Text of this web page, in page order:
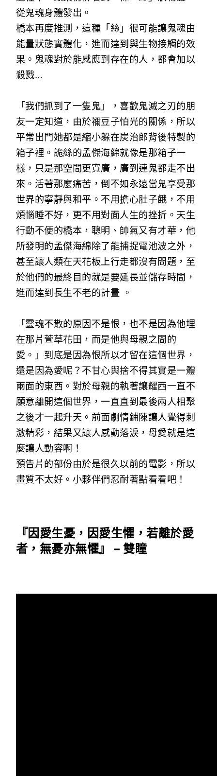
從鬼魂身體發出。
橋本再度推測，這種「絲」很可能讓鬼魂由
能量狀態實體化，進而達到與生物接觸的效
果。鬼魂對於能感應到存在的人，都會加以
殺戮…
「我們抓到了一隻鬼」，喜歡鬼滅之刃的朋
友一定知道，由於禰豆子怕光的關係，所以
平常出門她都是縮小躲在炭治郎背後特製的
箱子裡。詭絲的孟傑海綿就像是那箱子一
樣，只是那空間更寬廣，廣到連鬼都走不出
來。活著那麼痛苦，倒不如永遠當鬼享受那
世界的寧靜與和平。不用擔心肚子餓，不用
煩惱睡不好，更不用對面人生的挫折。天生
行動不便的橋本，聰明、帥氣又有才華，他
所發明的孟傑海綿除了能捕捉電池波之外，
甚至讓人類在天花板上行走都沒有問題，至
於他們的最終目的就是要延長並儲存時間，
進而達到長生不老的計畫 。
「靈魂不散的原因不是恨，也不是因為他埋
在那片萱草花田，而是他與母親之間的
愛。」到底是因為恨所以才留在這個世界，
還是因為愛呢？不甘心與捨不得其實是一體
兩面的東西。對於母親的執著讓耀西一直不
願意離開這個世界，一直直到最後兩人相聚
之後才一起升天。前面劇情鋪陳讓人覺得刺
激精彩，結果又讓人感動落淚，母愛就是這
麼讓人動容啊！
預告片的部份由於是很久以前的電影，所以
畫質不太好。小夥伴們忍耐著點看看吧！
『因愛生憂，因愛生懼，若離於愛
者，無憂亦無懼』 – 雙瞳